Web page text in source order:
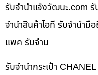
รับจํานําแจ้งวัฒนะ.com
จำนำสินค้าไอที รับจำนำมื
แพค รับจำน
รับจำนำกระเป๋า